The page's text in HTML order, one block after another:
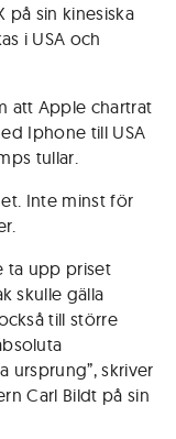
på sin kinesiska
i USA och
att Apple chartrat
Iphone till USA
tullar.
Inte minst för
ta upp priset
skulle gälla
till större
ursprung”, skriver
Carl Bildt på sin